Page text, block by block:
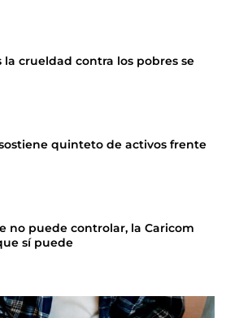
la crueldad contra los pobres se
quinteto de activos frente
no puede controlar, la Caricom
sí puede